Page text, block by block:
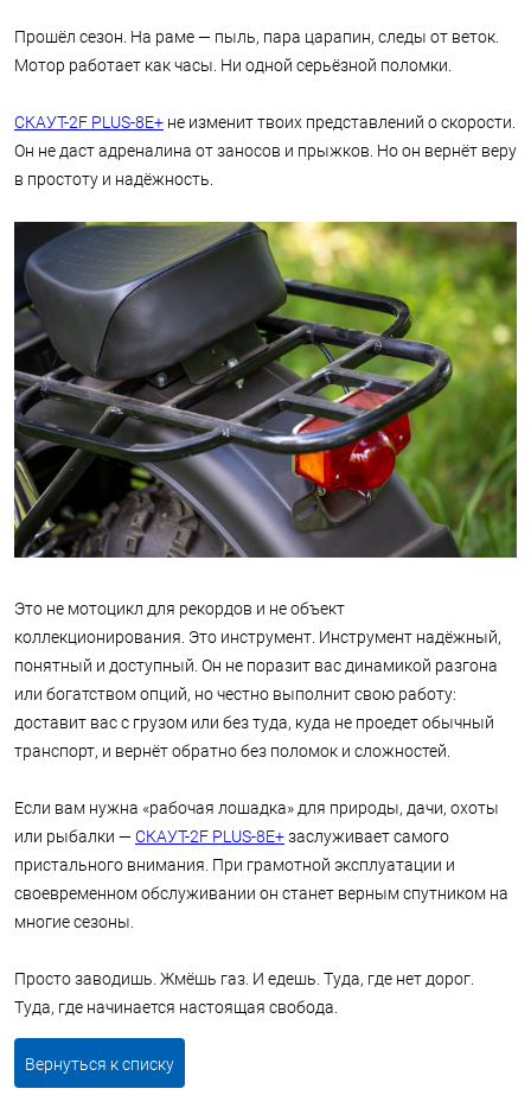
Прошёл сезон. На раме — пыль, пара царапин, следы от веток.
Мотор работает как часы. Ни одной серьёзной поломки.
СКАУТ-2F PLUS-8Е+ не изменит твоих представлений о скорости.
Он не даст адреналина от заносов и прыжков. Но он вернёт веру
в простоту и надёжность.
Это не мотоцикл для рекордов и не объект
коллекционирования. Это инструмент. Инструмент надёжный,
понятный и доступный. Он не поразит вас динамикой разгона
или богатством опций, но честно выполнит свою работу:
доставит вас с грузом или без туда, куда не проедет обычный
транспорт, и вернёт обратно без поломок и сложностей.
Если вам нужна «рабочая лошадка» для природы, дачи, охоты
или рыбалки — СКАУТ-2F PLUS-8Е+заслуживает самого
пристального внимания. При грамотной эксплуатации и
своевременном обслуживании он станет верным спутником на
многие сезоны.
Просто заводишь. Жмёшь газ. И едешь. Туда, где нет дорог.
Туда, где начинается настоящая свобода.
Вернуться к списку